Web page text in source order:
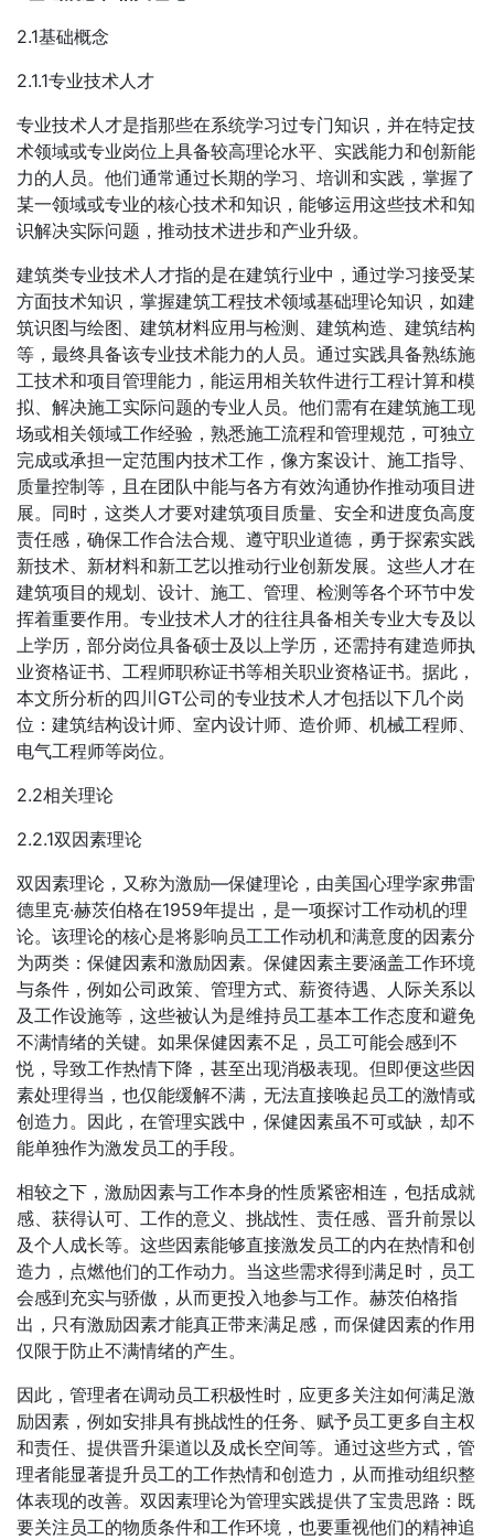
2.1基础概念
2.1.1专业技术人才
专业技术人才是指那些在系统学习过专门知识，并在特定技
术领域或专业岗位上具备较高理论水平、实践能力和创新能
力的人员。他们通常通过长期的学习、培训和实践，掌握了
某一领域或专业的核心技术和知识，能够运用这些技术和知
识解决实际问题，推动技术进步和产业升级。
建筑类专业技术人才指的是在建筑行业中，通过学习接受某
方面技术知识，掌握建筑工程技术领域基础理论知识，如建
筑识图与绘图、建筑材料应用与检测、建筑构造、建筑结构
等，最终具备该专业技术能力的人员。通过实践具备熟练施
工技术和项目管理能力，能运用相关软件进行工程计算和模
拟、解决施工实际问题的专业人员。他们需有在建筑施工现
场或相关领域工作经验，熟悉施工流程和管理规范，可独立
完成或承担一定范围内技术工作，像方案设计、施工指导、
质量控制等，且在团队中能与各方有效沟通协作推动项目进
展。同时，这类人才要对建筑项目质量、安全和进度负高度
责任感，确保工作合法合规、遵守职业道德，勇于探索实践
新技术、新材料和新工艺以推动行业创新发展。这些人才在
建筑项目的规划、设计、施工、管理、检测等各个环节中发
挥着重要作用。专业技术人才的往往具备相关专业大专及以
上学历，部分岗位具备硕士及以上学历，还需持有建造师执
业资格证书、工程师职称证书等相关职业资格证书。据此，
本文所分析的四川GT公司的专业技术人才包括以下几个岗
位：建筑结构设计师、室内设计师、造价师、机械工程师、
电气工程师等岗位。
2.2相关理论
2.2.1双因素理论
双因素理论，又称为激励—保健理论，由美国心理学家弗雷
德里克·赫茨伯格在1959年提出，是一项探讨工作动机的理
论。该理论的核心是将影响员工工作动机和满意度的因素分
为两类：保健因素和激励因素。保健因素主要涵盖工作环境
与条件，例如公司政策、管理方式、薪资待遇、人际关系以
及工作设施等，这些被认为是维持员工基本工作态度和避免
不满情绪的关键。如果保健因素不足，员工可能会感到不
悦，导致工作热情下降，甚至出现消极表现。但即便这些因
素处理得当，也仅能缓解不满，无法直接唤起员工的激情或
创造力。因此，在管理实践中，保健因素虽不可或缺，却不
能单独作为激发员工的手段。
相较之下，激励因素与工作本身的性质紧密相连，包括成就
感、获得认可、工作的意义、挑战性、责任感、晋升前景以
及个人成长等。这些因素能够直接激发员工的内在热情和创
造力，点燃他们的工作动力。当这些需求得到满足时，员工
会感到充实与骄傲，从而更投入地参与工作。赫茨伯格指
出，只有激励因素才能真正带来满足感，而保健因素的作用
仅限于防止不满情绪的产生。
因此，管理者在调动员工积极性时，应更多关注如何满足激
励因素，例如安排具有挑战性的任务、赋予员工更多自主权
和责任、提供晋升渠道以及成长空间等。通过这些方式，管
理者能显著提升员工的工作热情和创造力，从而推动组织整
体表现的改善。双因素理论为管理实践提供了宝贵思路：既
要关注员工的物质条件和工作环境，也要重视他们的精神追